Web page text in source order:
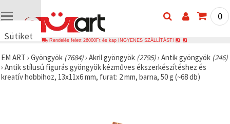
Sütiket
🍪 Cookie-
kat és
hasonló
0
Rendelés felett 26000Ft és kap INGYENES SZÁLLÍTÁST!
EM ART › Gyöngyök (7684)› Akril gyöngyök (2795)› Antik gyöngyök (246)
› Antik stílusú figurás gyöngyök kézműves ékszerkészítéshez és
kreatív hobbihoz, 13x11x6 mm, furat: 2 mm, barna, 50 g (~68 db)